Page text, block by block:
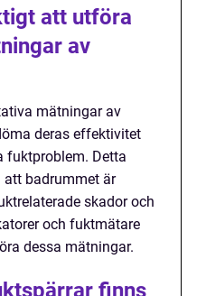
att utföra
av
mätningar av
deras effektivitet
fuktproblem. Detta
badrummet är
skador och
och fuktmätare
dessa mätningar.
finns